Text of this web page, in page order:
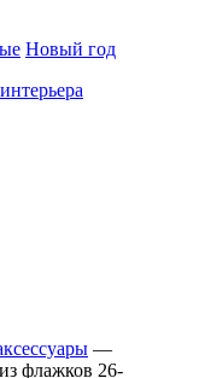
Новый год
—
флажков 26-